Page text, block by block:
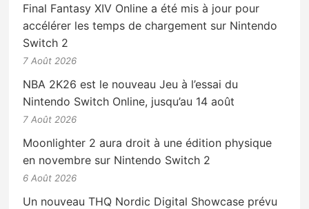
Final Fantasy XIV Online a été mis à jour pour
accélérer les temps de chargement sur Nintendo
Switch 2
7 Août 2026
NBA 2K26 est le nouveau Jeu à l’essai du
Nintendo Switch Online, jusqu’au 14 août
7 Août 2026
Moonlighter 2 aura droit à une édition physique
en novembre sur Nintendo Switch 2
6 Août 2026
Un nouveau THQ Nordic Digital Showcase prévu